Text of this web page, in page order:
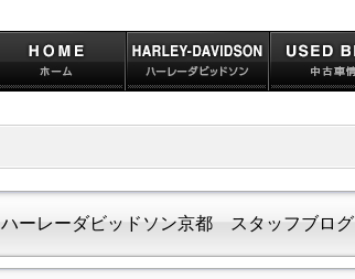
ハーレーダビッドソン京都 スタッフブログ